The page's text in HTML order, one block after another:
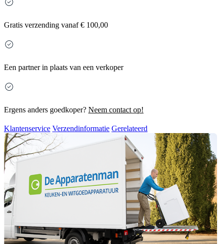
Gratis verzending vanaf € 100,00
Een partner in plaats van een verkoper
Ergens anders goedkoper? Neem contact op!
Klantenservice Verzendinformatie Gerelateerd